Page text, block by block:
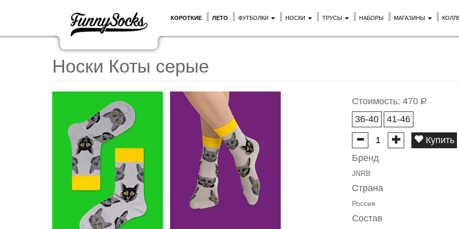
КОРОТКИЕ ЛЕТО ФУТБОЛКИ НОСКИ ТРУСЫ НАБОРЫ МАГАЗИНЫ
Носки Коты серые
Стоимость: 470 Р
36-40
41-46
Купить
Бренд
JNRB
Страна
Россия
Состав